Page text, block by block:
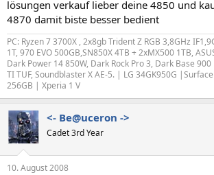
lösungen verkauf lieber deine 4850 und
4870 damit biste besser bedient
PC: Ryzen 7 3700X , 2x8gb Trident Z RGB 3,8GHz
1T, 970 EVO 500GB,SN850X 4TB + 2xMX500 1TB,
Dark Power 14 850W, Dark Rock Pro 3, Dark Base 900
TI TUF, Soundblaster X AE-5. | LG 34GK950G |
256GB | Xperia 1 V
<- Be@uceron ->
Cadet 3rd Year
10. August 2008